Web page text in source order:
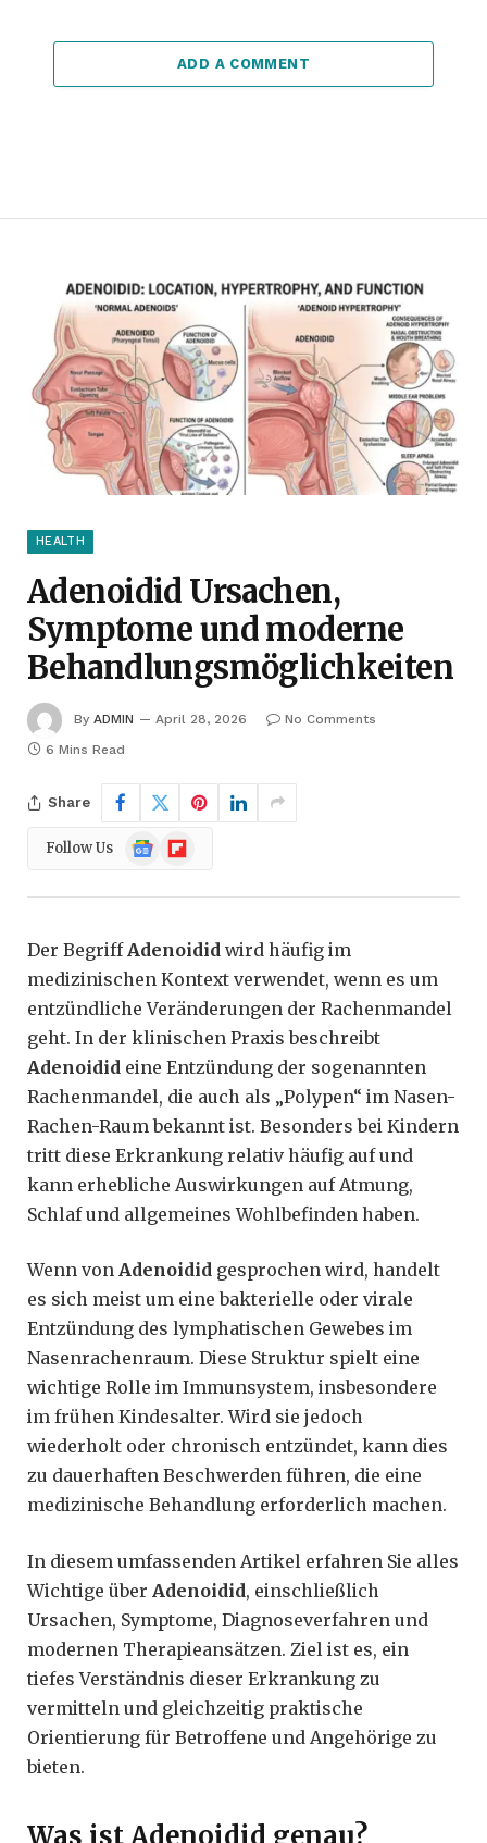
ADD A COMMENT
HEALTH
Adenoidid Ursachen,
Symptome und moderne
Behandlungsmöglichkeiten
By ADMIN April 28, 2026
No Comments
6 Mins Read
Share
Follow Us
Google
News
Flipboard
Der Begriff Adenoidid wird häufig im
medizinischen Kontext verwendet, wenn es um
entzündliche Veränderungen der Rachenmandel
geht. In der klinischen Praxis beschreibt
Adenoidid eine Entzündung der sogenannten
Rachenmandel, die auch als „Polypen“ im Nasen-
Rachen-Raum bekannt ist. Besonders bei Kindern
tritt diese Erkrankung relativ häufig auf und
kann erhebliche Auswirkungen auf Atmung,
Schlaf und allgemeines Wohlbefinden haben.
Wenn von Adenoidid gesprochen wird, handelt
es sich meist um eine bakterielle oder virale
Entzündung des lymphatischen Gewebes im
Nasenrachenraum. Diese Struktur spielt eine
wichtige Rolle im Immunsystem, insbesondere
im frühen Kindesalter. Wird sie jedoch
wiederholt oder chronisch entzündet, kann dies
zu dauerhaften Beschwerden führen, die eine
medizinische Behandlung erforderlich machen.
In diesem umfassenden Artikel erfahren Sie alles
Wichtige über Adenoidid, einschließlich
Ursachen, Symptome, Diagnoseverfahren und
modernen Therapieansätzen. Ziel ist es, ein
tiefes Verständnis dieser Erkrankung zu
vermitteln und gleichzeitig praktische
Orientierung für Betroffene und Angehörige zu
bieten.
Was ist Adenoidid genau?